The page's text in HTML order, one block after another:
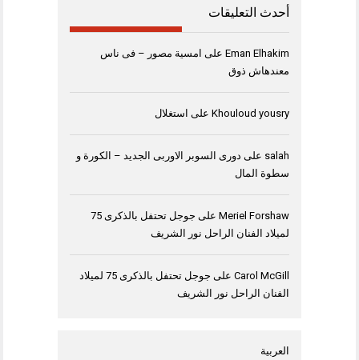
أحدث التعليقات
Eman Elhakim على امسية مصور – فى ناس
معندهاش ذوق
Khouloud yousry على استغلال
salah على دورى السوبر الاوربى الجديد – الكورة و
سطوة المال
Meriel Forshaw على
جوجل تحتفل بالذكرى 75
لميلاد الفنان الراحل نور الشريف
Carol McGill على
جوجل تحتفل بالذكرى 75 لميلاد
الفنان الراحل نور الشريف
العربية